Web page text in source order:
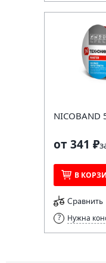
NICOBAND
от 341 ₽
В
Сравнить
Нужна